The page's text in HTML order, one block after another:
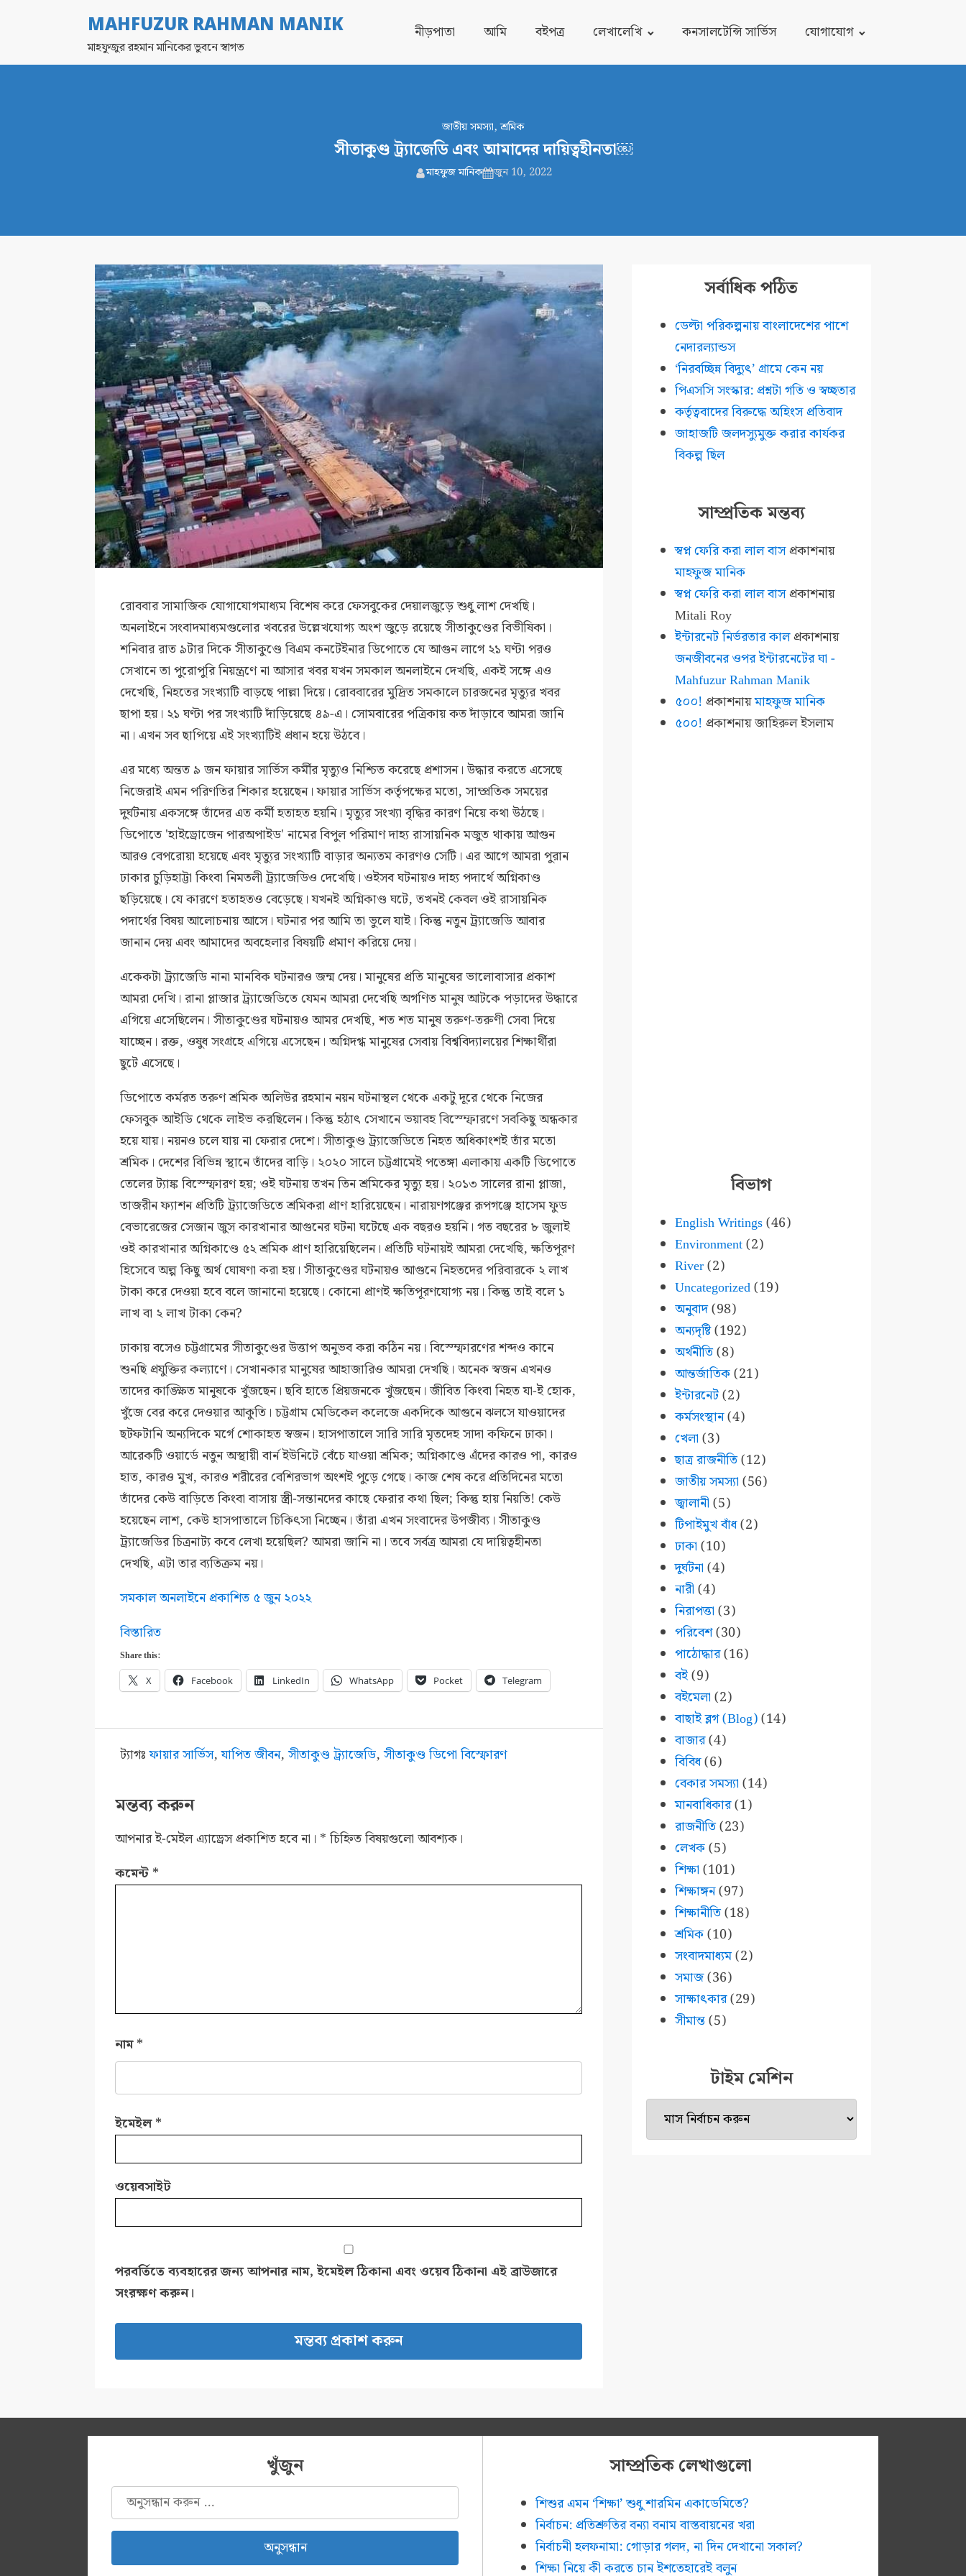
MAHFUZUR RAHMAN MANIK
মাহফুজুর রহমান মানিকের ভুবনে স্বাগত
নীড়পাতা আমি বইপত্র লেখালেখি কনসালটেন্সি সার্ভিস যোগাযোগ
জাতীয় সমস্যা,শ্রমিক
সীতাকুণ্ড ট্র্যাজেডি এবং আমাদের দায়িত্বহীনতা￼
মাহফুজ মানিক জুন 10, 2022
রোববার সামাজিক যোগাযোগমাধ্যম বিশেষ করে ফেসবুকের দেয়ালজুড়ে শুধু লাশ দেখছি।
অনলাইনে সংবাদমাধ্যমগুলোর খবরের উল্লেখযোগ্য অংশ জুড়ে রয়েছে সীতাকুণ্ডের বিভীষিকা।
শনিবার রাত ৯টার দিকে সীতাকুণ্ডে বিএম কনটেইনার ডিপোতে যে আগুন লাগে ২১ ঘণ্টা পরও
সেখানে তা পুরোপুরি নিয়ন্ত্রণে না আসার খবর যখন সমকাল অনলাইনে দেখছি, একই সঙ্গে এও
দেখেছি, নিহতের সংখ্যাটি বাড়ছে পাল্লা দিয়ে। রোববারের মুদ্রিত সমকালে চারজনের মৃত্যুর খবর
ছাপা হয়। ২১ ঘণ্টা পর সংখ্যাটি দাঁড়িয়েছে ৪৯-এ। সোমবারের পত্রিকায় কত দাঁড়াবে আমরা জানি
না। এখন সব ছাপিয়ে এই সংখ্যাটিই প্রধান হয়ে উঠবে।
এর মধ্যে অন্তত ৯ জন ফায়ার সার্ভিস কর্মীর মৃত্যুও নিশ্চিত করেছে প্রশাসন। উদ্ধার করতে এসেছে
নিজেরাই এমন পরিণতির শিকার হয়েছেন। ফায়ার সার্ভিস কর্তৃপক্ষের মতো, সাম্প্রতিক সময়ের
দুর্ঘটনায় একসঙ্গে তাঁদের এত কর্মী হতাহত হয়নি। মৃত্যুর সংখ্যা বৃদ্ধির কারণ নিয়ে কথা উঠছে।
ডিপোতে 'হাইড্রোজেন পারঅপাইড' নামের বিপুল পরিমাণ দাহ্য রাসায়নিক মজুত থাকায় আগুন
আরও বেপরোয়া হয়েছে এবং মৃত্যুর সংখ্যাটি বাড়ার অন্যতম কারণও সেটি। এর আগে আমরা পুরান
ঢাকার চুড়িহাট্টা কিংবা নিমতলী ট্র্যাজেডিও দেখেছি। ওইসব ঘটনায়ও দাহ্য পদার্থে অগ্নিকাণ্ড
ছড়িয়েছে। যে কারণে হতাহতও বেড়েছে। যখনই অগ্নিকাণ্ড ঘটে, তখনই কেবল ওই রাসায়নিক
পদার্থের বিষয় আলোচনায় আসে। ঘটনার পর আমি তা ভুলে যাই। কিন্তু নতুন ট্র্যাজেডি আবার
জানান দেয় এবং আমাদের অবহেলার বিষয়টি প্রমাণ করিয়ে দেয়।
একেকটা ট্র্যাজেডি নানা মানবিক ঘটনারও জন্ম দেয়। মানুষের প্রতি মানুষের ভালোবাসার প্রকাশ
আমরা দেখি। রানা প্লাজার ট্র্যাজেডিতে যেমন আমরা দেখেছি অগণিত মানুষ আটকে পড়াদের উদ্ধারে
এগিয়ে এসেছিলেন। সীতাকুণ্ডের ঘটনায়ও আমর দেখছি, শত শত মানুষ তরুণ-তরুণী সেবা দিয়ে
যাচ্ছেন। রক্ত, ওষুধ সংগ্রহে এগিয়ে এসেছেন। অগ্নিদগ্ধ মানুষের সেবায় বিশ্ববিদ্যালয়ের শিক্ষার্থীরা
ছুটে এসেছে।
ডিপোতে কর্মরত তরুণ শ্রমিক অলিউর রহমান নয়ন ঘটনাস্থল থেকে একটু দূরে থেকে নিজের
ফেসবুক আইডি থেকে লাইভ করছিলেন। কিন্তু হঠাৎ সেখানে ভয়াবহ বিস্ম্ফোরণে সবকিছু অন্ধকার
হয়ে যায়। নয়নও চলে যায় না ফেরার দেশে। সীতাকুণ্ড ট্র্যাজেডিতে নিহত অধিকাংশই তাঁর মতো
শ্রমিক। দেশের বিভিন্ন স্থানে তাঁদের বাড়ি। ২০২০ সালে চট্টগ্রামেই পতেঙ্গা এলাকায় একটি ডিপোতে
তেলের ট্যাঙ্ক বিস্ম্ফোরণ হয়; ওই ঘটনায় তখন তিন শ্রমিকের মৃত্যু হয়। ২০১৩ সালের রানা প্লাজা,
তাজরীন ফ্যাশন প্রতিটি ট্র্যাজেডিতে শ্রমিকরা প্রাণ হারিয়েছেন। নারায়ণগঞ্জের রূপগঞ্জে হাসেম ফুড
বেভারেজের সেজান জুস কারখানার আগুনের ঘটনা ঘটেছে এক বছরও হয়নি। গত বছরের ৮ জুলাই
ওই কারখানার অগ্নিকাণ্ডে ৫২ শ্রমিক প্রাণ হারিয়েছিলেন। প্রতিটি ঘটনায়ই আমরা দেখেছি, ক্ষতিপূরণ
হিসেবে অল্প কিছু অর্থ ঘোষণা করা হয়। সীতাকুণ্ডের ঘটনায়ও আগুনে নিহতদের পরিবারকে ২ লাখ
টাকা করে দেওয়া হবে বলে জানানো হয়েছে। কোনো প্রাণই ক্ষতিপূরণযোগ্য নয়। কিন্তু তাই বলে ১
লাখ বা ২ লাখ টাকা কেন?
ঢাকায় বসেও চট্টগ্রামের সীতাকুণ্ডের উত্তাপ অনুভব করা কঠিন নয়। বিস্ম্ফোরণের শব্দও কানে
শুনছি প্রযুক্তির কল্যাণে। সেখানকার মানুষের আহাজারিও আমরা দেখছি। অনেক স্বজন এখনও
তাদের কাঙ্ক্ষিত মানুষকে খুঁজছেন। ছবি হাতে প্রিয়জনকে খুঁজছেন। জীবিত কিংবা নিহত যা-ই হোক,
খুঁজে বের করে দেওয়ার আকুতি। চট্টগ্রাম মেডিকেল কলেজে একদিকে আগুনে ঝলসে যাওয়াদের
ছটফটানি অন্যদিকে মর্গে শোকাহত স্বজন। হাসপাতালে সারি সারি মৃতদেহ সাদা কফিনে ঢাকা।
আরেকটি ওয়ার্ডে নতুন অস্থায়ী বার্ন ইউনিটে বেঁচে যাওয়া শ্রমিক; অগ্নিকাণ্ডে এঁদের কারও পা, কারও
হাত, কারও মুখ, কারও শরীরের বেশিরভাগ অংশই পুড়ে গেছে। কাজ শেষ করে প্রতিদিনের মতো
তাঁদের কেউ বাড়িতে কিংবা বাসায় স্ত্রী-সন্তানদের কাছে ফেরার কথা ছিল; কিন্তু হায় নিয়তি! কেউ
হয়েছেন লাশ, কেউ হাসপাতালে চিকিৎসা নিচ্ছেন। তাঁরা এখন সংবাদের উপজীব্য। সীতাকুণ্ড
ট্র্যাজেডির চিত্রনাট্য কবে লেখা হয়েছিল? আমরা জানি না। তবে সর্বত্র আমরা যে দায়িত্বহীনতা
দেখছি, এটা তার ব্যতিক্রম নয়।
সমকাল অনলাইনে প্রকাশিত ৫ জুন ২০২২
বিস্তারিত:
ট্র্যাজেডি
এবং
￼
Share this:
X Facebook LinkedIn WhatsApp Pocket Telegram
ট্যাগঃফায়ার সার্ভিস,যাপিত জীবন,সীতাকুণ্ড ট্র্যাজেডি,সীতাকুণ্ড ডিপো বিস্ফোরণ
মন্তব্য করুন
আপনার ই-মেইল এ্যাড্রেস প্রকাশিত হবে না। * চিহ্নিত বিষয়গুলো আবশ্যক।
কমেন্ট *
নাম*
ইমেইল*
ওয়েবসাইট
পরবর্তিতে ব্যবহারের জন্য আপনার নাম, ইমেইল ঠিকানা এবং ওয়েব ঠিকানা এই ব্রাউজারে
সংরক্ষণ করুন।
সর্বাধিক পঠিত
ডেল্টা পরিকল্পনায় বাংলাদেশের পাশে
নেদারল্যান্ডস
‘নিরবচ্ছিন্ন বিদ্যুৎ’ গ্রামে কেন নয়
পিএসসি সংস্কার: প্রশ্নটা গতি ও স্বচ্ছতার
কর্তৃত্ববাদের বিরুদ্ধে অহিংস প্রতিবাদ
জাহাজটি জলদস্যুমুক্ত করার কার্যকর
বিকল্প ছিল
সাম্প্রতিক মন্তব্য
স্বপ্ন ফেরি করা লাল বাসপ্রকাশনায়
মাহফুজ মানিক
স্বপ্ন ফেরি করা লাল বাসপ্রকাশনায়
Mitali Roy
ইন্টারনেট নির্ভরতার কালপ্রকাশনায়
জনজীবনের ওপর ইন্টারনেটের ঘা -
Mahfuzur Rahman Manik
৫০০! প্রকাশনায়মাহফুজ মানিক
৫০০! প্রকাশনায়জাহিরুল ইসলাম
বিভাগ
English Writings(46)
Environment(2)
River(2)
Uncategorized(19)
অনুবাদ(98)
অন্যদৃষ্টি(192)
অর্থনীতি(8)
আন্তর্জাতিক(21)
ইন্টারনেট(2)
কর্মসংস্থান(4)
খেলা (3)
ছাত্র রাজনীতি(12)
জাতীয় সমস্যা (56)
জ্বালানী (5)
টিপাইমুখ বাঁধ(2)
ঢাকা (10)
দুর্ঘটনা (4)
নারী (4)
নিরাপত্তা (3)
পরিবেশ(30)
পাঠোদ্ধার(16)
বই(9)
বইমেলা (2)
বাছাই ব্লগ (Blog)(14)
বাজার(4)
বিবিধ(6)
বেকার সমস্যা (14)
মানবাধিকার(1)
রাজনীতি(23)
লেখক(5)
শিক্ষা (101)
শিক্ষাঙ্গন(97)
শিক্ষানীতি(18)
শ্রমিক(10)
সংবাদমাধ্যম(2)
সমাজ(36)
সাক্ষাৎকার(29)
সীমান্ত(5)
টাইম মেশিন
টাইম
মেশিন
খুঁজুন
অনুসন্ধানঃ
সাম্প্রতিক লেখাগুলো
শিশুর এমন ‘শিক্ষা’ শুধু শারমিন একাডেমিতে?
নির্বাচন: প্রতিশ্রুতির বন্যা বনাম বাস্তবায়নের খরা
নির্বাচনী হলফনামা: গোড়ার গলদ, না দিন দেখানো সকাল?
শিক্ষা নিয়ে কী করতে চান ইশতেহারেই বলুন